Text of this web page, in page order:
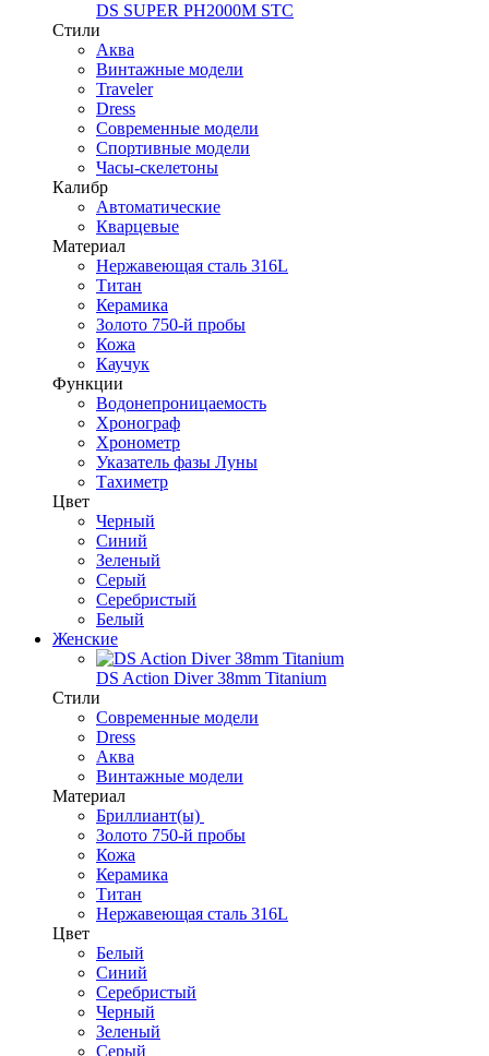
DS SUPER PH2000M STC
Стили
Аква
Винтажные модели
Traveler
Dress
Современные модели
Спортивные модели
Часы-скелетоны
Калибр
Автоматические
Кварцевые
Материал
Нержавеющая сталь 316L
Титан
Керамика
Золото 750-й пробы
Кожа
Каучук
Функции
Водонепроницаемость
Хронограф
Хронометр
Указатель фазы Луны
Тахиметр
Цвет
Черный
Синий
Зеленый
Серый
Серебристый
Белый
Женские
DS Action Diver 38mm Titanium
Стили
Современные модели
Dress
Аква
Винтажные модели
Материал
Бриллиант(ы)
Золото 750-й пробы
Кожа
Керамика
Титан
Нержавеющая сталь 316L
Цвет
Белый
Синий
Серебристый
Черный
Зеленый
Серый